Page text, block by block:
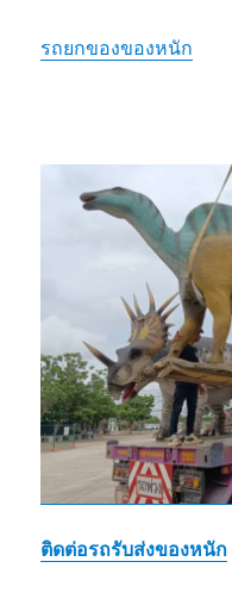
รถยกของของหนัก
ติดต่อรถรับส่งของหนัก